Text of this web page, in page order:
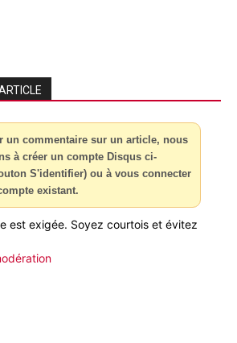
un commentaire sur un article, nous
à créer un compte Disqus ci-
S'identifier) ou à vous connecter
existant.
est exigée. Soyez courtois et évitez